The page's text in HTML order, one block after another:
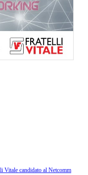
Vitale candidato al Netcomm